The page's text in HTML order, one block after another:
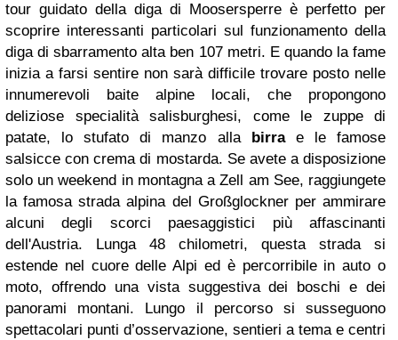
tour guidato della diga di Moosersperre è perfetto per
scoprire interessanti particolari sul funzionamento della
diga di sbarramento alta ben 107 metri. E quando la fame
inizia a farsi sentire non sarà difficile trovare posto nelle
innumerevoli baite alpine locali, che propongono
deliziose specialità salisburghesi, come le zuppe di
patate, lo stufato di manzo alla birrae le famose
salsicce con crema di mostarda. Se avete a disposizione
solo un weekend in montagna a Zell am See, raggiungete
la famosa strada alpina del Großglockner per ammirare
alcuni degli scorci paesaggistici più affascinanti
dell'Austria. Lunga 48 chilometri, questa strada si
estende nel cuore delle Alpi ed è percorribile in auto o
moto, offrendo una vista suggestiva dei boschi e dei
panorami montani. Lungo il percorso si susseguono
spettacolari punti d’osservazione, sentieri a tema e centri